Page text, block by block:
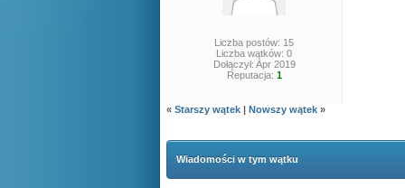
Liczba postów: 15
Liczba wątków: 0
Dołączył: Apr 2019
Reputacja: 1
« Starszy wątek | Nowszy wątek »
Wiadomości w tym wątku